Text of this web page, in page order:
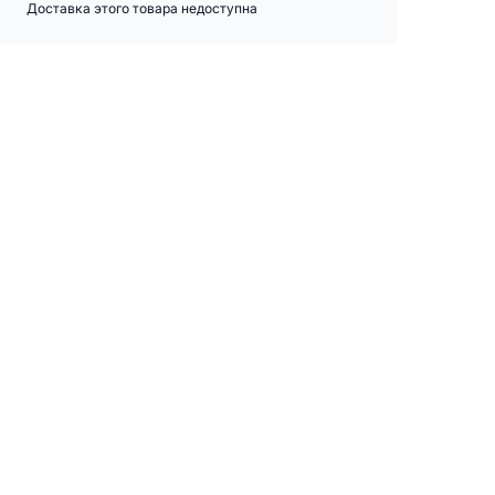
Доставка этого товара недоступна